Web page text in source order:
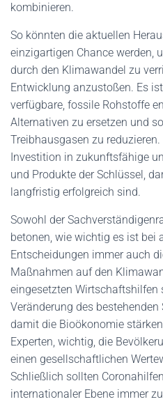
kombinieren.
So könnten die aktuellen
einzigartigen Chance werden,
durch den Klimawandel zu
Entwicklung anzustoßen. Es
verfügbare, fossile Rohstoffe
Alternativen zu ersetzen und
Treibhausgasen zu
Investition in zukunftsfähige
und Produkte der Schlüssel,
langfristig erfolgreich sind.
Sowohl der
betonen, wie wichtig es ist bei
Entscheidungen immer auch
Maßnahmen auf den
eingesetzten
Veränderung des
damit die Bioökonomie
Experten, wichtig, die
einen gesellschaftlichen
Schließlich sollten
internationaler Ebene immer